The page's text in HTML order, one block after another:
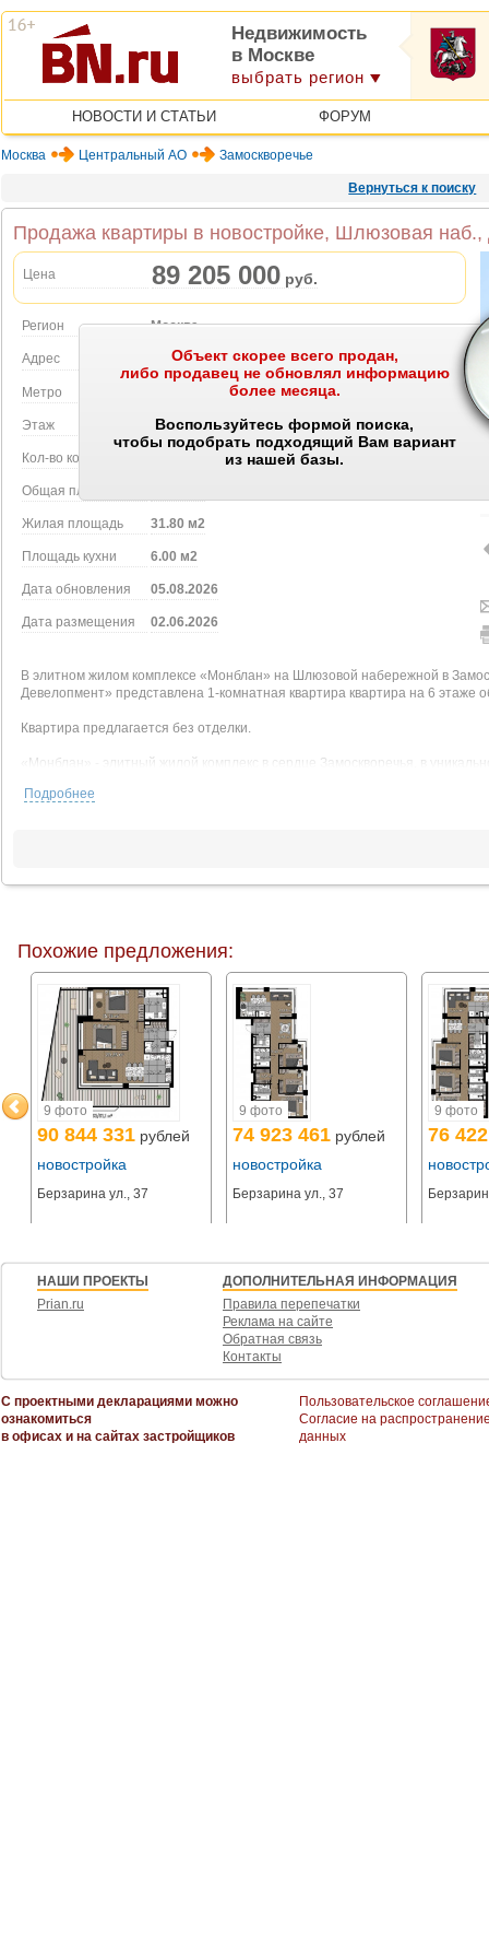
Недвижимость
в Москве
выбрать регион
НОВОСТИ И СТАТЬИ ФОРУМ
Москва Центральный АО Замоскворечье
Вернуться к поиску
Объект скорее всего продан,
либо продавец не обновлял информацию
более месяца.
Воспользуйтесь формой поиска,
чтобы подобрать подходящий Вам вариант
из нашей базы.
Продажа квартиры в новостройке, Шлюзовая
Цена 89 205 000 руб.
Регион Москва
Адрес Шлюзовая наб., Д.2ТР1 Объект на карте
Метро
Этаж 6 этаж в 7-этажном доме
Кол-во комнат
Общая площадь
Жилая площадь 31.80 м2
Площадь кухни 6.00 м2
Дата обновления 05.08.2026
Дата размещения 02.06.2026
В элитном жилом комплексе «Монблан» на Шлюзовой набережной в
Девелопмент» представлена 1-комнатная квартира квартира на 6
Квартира предлагается без отделки.
«Монблан» - элитный жилой комплекс в сердце Замоскворечья, в
Внутренний мир «Монблан» является продолжением его внешнего
- Уникальные жилые форматы с особой эстетикой: квартиры с личными
площадью до 228 м.
На территории жилого комплекса «Монблан» предусмотрена наземная
двухуровневый паркинг с зарядными станциями для электрокаров.
Жить у реки большое удовольствие. Ветер очищает воздух, лучи
особый свет, что, конечно, увидят будущие резиденты «Монблан» в своих
Подробнее
Похожие предложения:
9 фото
90 844 331 рублей
новостройка
Берзарина ул., 37
9 фото
74 923 461 рублей
новостройка
Берзарина ул., 37
9 фото
76
НАШИ ПРОЕКТЫ
Prian.ru
ДОПОЛНИТЕЛЬНАЯ ИНФОРМАЦИЯ
Правила перепечатки
Реклама на сайте
Обратная связь
Контакты
С проектными декларациями можно
ознакомиться
в офисах и на сайтах застройщиков
Пользовательское
Согласие на
данных